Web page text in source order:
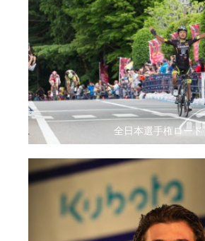
全日本選手権ロード